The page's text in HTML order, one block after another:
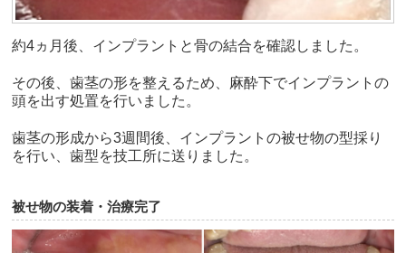
約4ヵ月後、インプラントと骨の結合を確認しました。
その後、歯茎の形を整えるため、麻酔下でインプラントの
頭を出す処置を行いました。
歯茎の形成から3週間後、インプラントの被せ物の型採り
を行い、歯型を技工所に送りました。
被せ物の装着・治療完了